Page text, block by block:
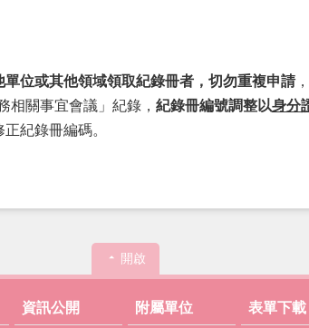
單位或其他領域領取紀錄冊者，切勿重複申請
相關事宜會議」紀錄， 紀錄冊編號調整以身分
紀錄冊編碼。
開啟
資訊公開 附屬單位 表單下載